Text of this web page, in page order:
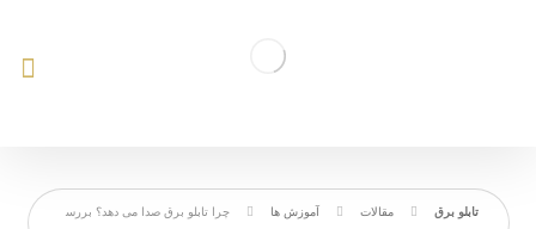
مقالات آموزش ها
چرا تابلو برق صدا می‌ دهد؟ بررس